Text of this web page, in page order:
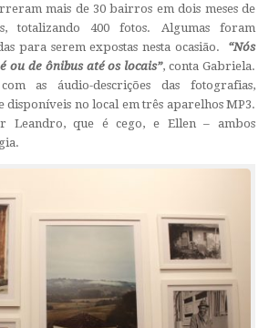
mais de 30 bairros em dois meses de
totalizando 400 fotos. Algumas foram
para serem expostas nesta ocasião. “Nós
ou de ônibus até os locais”, conta Gabriela.
as áudio-descrições das fotografias,
disponíveis no local em três aparelhos MP3.
Leandro, que é cego, e Ellen – ambos